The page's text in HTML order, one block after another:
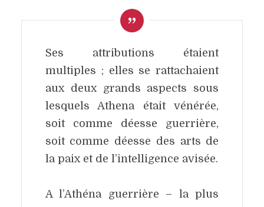
Ses attributions étaient
multiples ; elles se rattachaient
aux deux grands aspects sous
lesquels Athena était vénérée,
soit comme déesse guerrière,
soit comme déesse des arts de
la paix et de l’intelligence avisée.
A l’Athéna guerrière – la plus